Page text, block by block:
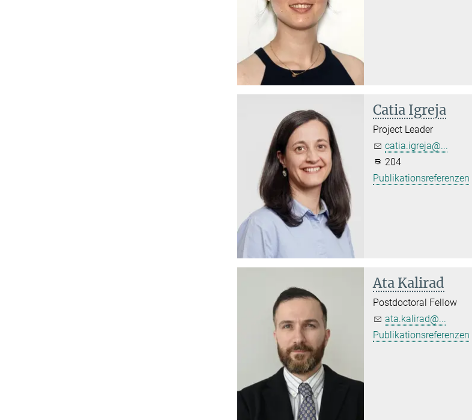
Catia Igreja
Project Leader
catia.igreja@...
204
Publikationsreferenzen
Ata Kalirad
Postdoctoral Fellow
ata.kalirad@...
Publikationsreferenzen